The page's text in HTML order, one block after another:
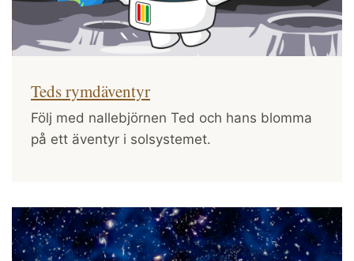
Teds rymdäventyr
Följ med nallebjörnen Ted och hans blomma
på ett äventyr i solsystemet.